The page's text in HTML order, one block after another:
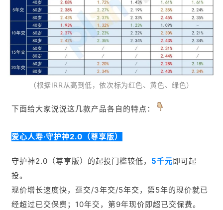
（根据IRR从高到低，依次标为红色、黄色、绿色）
下面给大家说说这几款产品各自的特点：
爱心人寿·守护神2.0（尊享版）
守护神2.0（尊享版）的起投门槛较低， 5千元即可起
投。
现价增长速度快， 趸交/3年交/5年交， 第5年的现价就已
经超过已交保费；10年交， 第9年现价即超已交保费。